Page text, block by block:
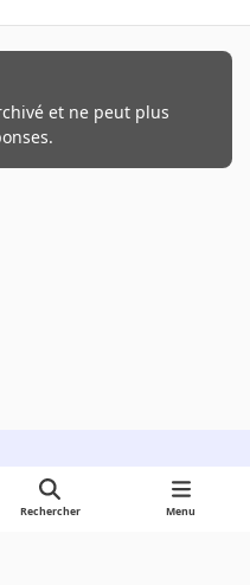
et ne peut plus
Rechercher Menu